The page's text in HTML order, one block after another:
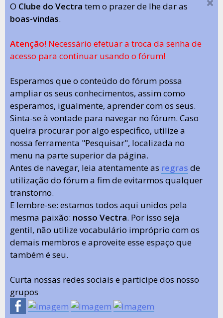
O Clube do Vectra tem o prazer de lhe dar as
boas-vindas.
Atenção! Necessário efetuar a troca da senha de
acesso para continuar usando o fórum!
Esperamos que o conteúdo do fórum possa
ampliar os seus conhecimentos, assim como
esperamos, igualmente, aprender com os seus.
Sinta-se à vontade para navegar no fórum. Caso
queira procurar por algo especifico, utilize a
nossa ferramenta "Pesquisar", localizada no
menu na parte superior da página.
Antes de navegar, leia atentamente as regras de
utilização do fórum a fim de evitarmos qualquer
transtorno.
E lembre-se: estamos todos aqui unidos pela
mesma paixão: nosso Vectra. Por isso seja
gentil, não utilize vocabulário impróprio com os
demais membros e aproveite esse espaço que
também é seu.
Curta nossas redes sociais e participe dos nosso
grupos